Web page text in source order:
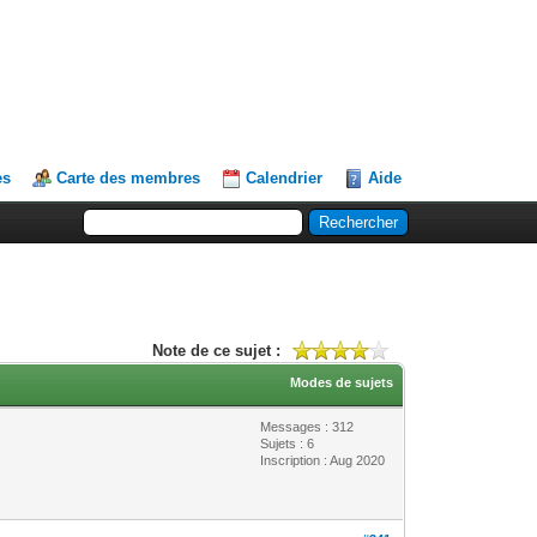
Carte des membres Calendrier Aide
Note de ce sujet :
Modes de sujets
Messages : 312
Sujets : 6
Inscription : Aug 2020